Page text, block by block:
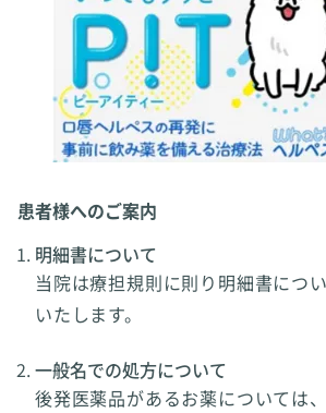
患者様へのご案内
明細書について
当院は療担規則に則り明細書につ
いたします。
一般名での処方について
後発医薬品があるお薬については